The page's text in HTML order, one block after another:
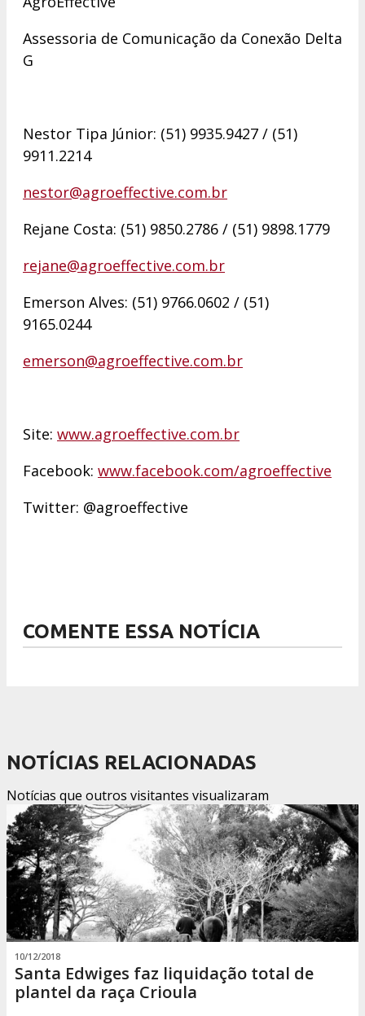
Assessoria de Comunicação da Conexão Delta
G
Nestor Tipa Júnior: (51) 9935.9427 / (51)
9911.2214
nestor@agroeffective.com.br
Rejane Costa: (51) 9850.2786 / (51) 9898.1779
rejane@agroeffective.com.br
Emerson Alves: (51) 9766.0602 / (51)
9165.0244
emerson@agroeffective.com.br
Site: www.agroeffective.com.br
Facebook: www.facebook.com/agroeffective
Twitter: @agroeffective
COMENTE ESSA NOTÍCIA
NOTÍCIAS RELACIONADAS
Notícias que outros visitantes visualizaram
10/12/2018
Santa Edwiges faz liquidação total de
plantel da raça Crioula